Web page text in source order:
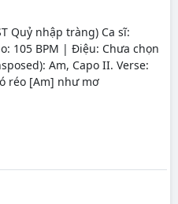
Quỷ nhập tràng) Ca sĩ:
105 BPM | Điệu: Chưa chọn
Am, Capo II. Verse:
réo [Am] như mơ